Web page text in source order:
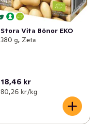
Stora Vita Bönor EKO
380 g, Zeta
18,46 kr
80,26 kr /kg